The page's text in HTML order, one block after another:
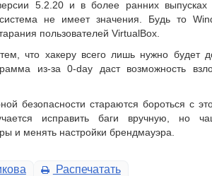
5.2.20 и в более ранних
не имеет значения. Будь то
пользователей VirtualBox.
что хакеру всего лишь нужно будет
из-за 0-day даст возможность
безопасности стараются бороться с
исправить баги вручную, но
и менять настройки брендмауэра.
Распечатать